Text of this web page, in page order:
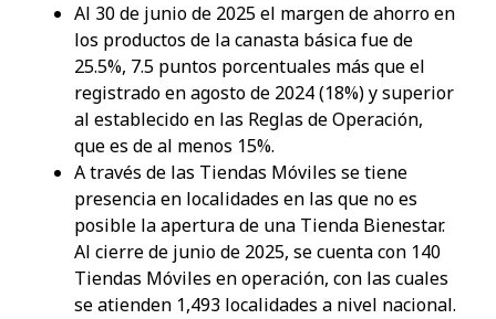
Al 30 de junio de 2025 el margen de ahorro en
los productos de la canasta básica fue de
25.5%, 7.5 puntos porcentuales más que el
registrado en agosto de 2024 (18%) y superior
al establecido en las Reglas de Operación,
que es de al menos 15%.
A través de las Tiendas Móviles se tiene
presencia en localidades en las que no es
posible la apertura de una Tienda Bienestar.
Al cierre de junio de 2025, se cuenta con 140
Tiendas Móviles en operación, con las cuales
se atienden 1,493 localidades a nivel nacional.